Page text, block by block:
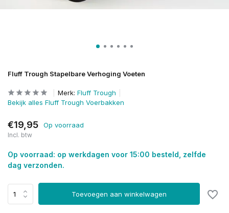
Fluff Trough Stapelbare Verhoging Voeten
Merk: Fluff Trough
Bekijk alles Fluff Trough Voerbakken
€19,95 Op voorraad
Incl. btw
Op voorraad: op werkdagen voor 15:00 besteld, zelfde
dag verzonden.
Toevoegen aan winkelwagen